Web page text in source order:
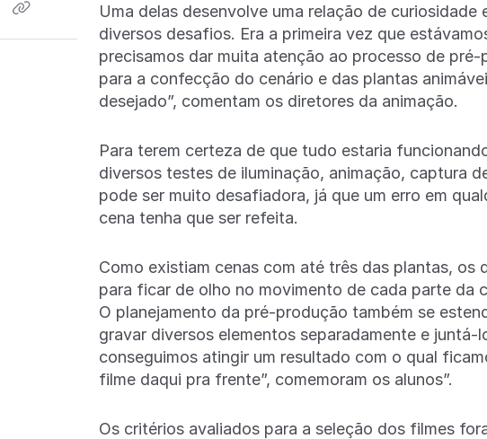
Uma delas desenvolve uma relação de
diversos desafios. Era a primeira vez que
precisamos dar muita atenção ao processo de
para a confecção do cenário e das plantas
desejado”, comentam os diretores da animação.
Para terem certeza de que tudo estaria
diversos testes de iluminação, animação, captura
pode ser muito desafiadora, já que um erro em
cena tenha que ser refeita.
Como existiam cenas com até três das plantas,
para ficar de olho no movimento de cada parte da
O planejamento da pré-produção também se
gravar diversos elementos separadamente e
conseguimos atingir um resultado com o qual
filme daqui pra frente”, comemoram os alunos”.
Os critérios avaliados para a seleção dos filmes